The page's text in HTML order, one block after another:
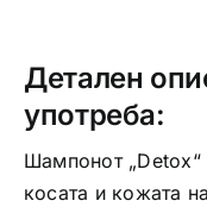
Детален
употреба:
Шампонот „Detox“
косата и кожата